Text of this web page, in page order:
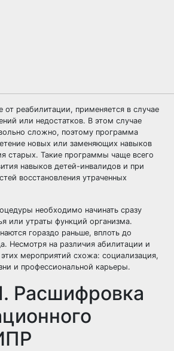
от реабилитации, применяется в случае
или недостатков. В этом случае
сложно, поэтому программа
новых или заменяющих навыков
старых. Такие программы чаще всего
навыков детей-инвалидов и при
восстановления утраченных
необходимо начинать сразу
или утраты функций организма.
гораздо раньше, вплоть до
Несмотря на различия абилитации и
мероприятий схожа: социализация,
и профессиональной карьеры.
Расшифровка